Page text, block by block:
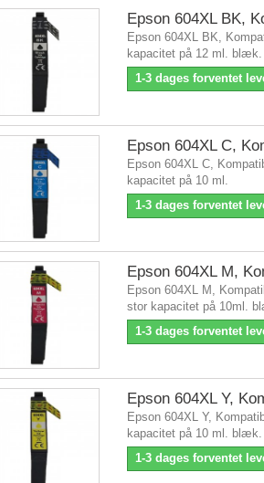
Epson 604XL BK,
Epson 604XL BK,
kapacitet på 12 ml. blæk.
1-3 dages forventet
Epson 604XL C,
Epson 604XL C,
kapacitet på 10 ml.
1-3 dages forventet
Epson 604XL M,
Epson 604XL M,
stor kapacitet på 10ml.
1-3 dages forventet
Epson 604XL Y,
Epson 604XL Y,
kapacitet på 10 ml. blæk.
1-3 dages forventet